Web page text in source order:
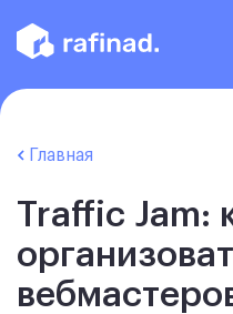
Главная
Traffic Jam: